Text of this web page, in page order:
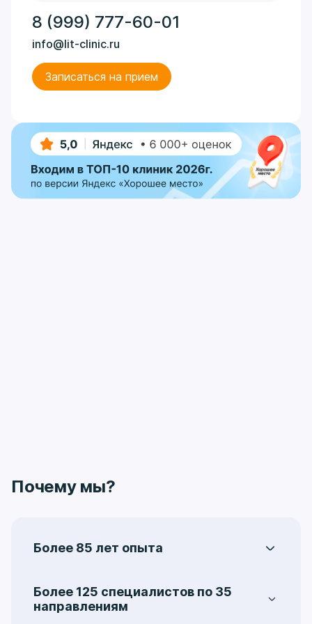
8 (999) 777-60-01
info@lit-clinic.ru
Записаться на прием
Почему мы?
Более 85 лет опыта
одно из старейших лечебно-
профилактических учреждений Москвы. Она
была организована в 1936 году, как
Более 125 специалистов по 35
направлениям